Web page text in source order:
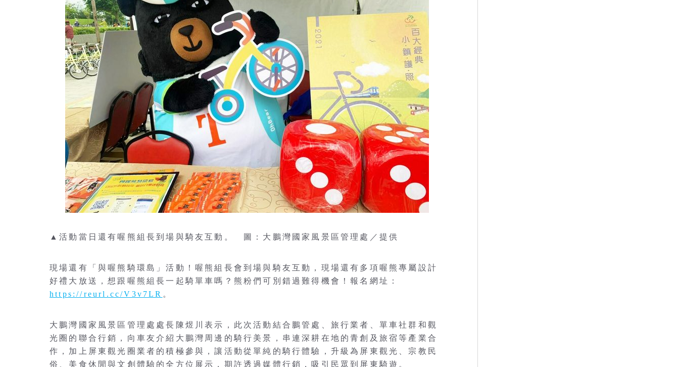
▲活動當日還有喔熊組長到場與騎友互動。 圖：大鵬灣國家風景區管理處／提供
現場還有「與喔熊騎環島」活動！喔熊組長會到場與騎友互動，現場還有多項喔熊專屬設計
好禮大放送，想跟喔熊組長一起騎單車嗎？熊粉們可別錯過難得機會！報名網址：
https://reurl.cc/V3v7LR 。
大鵬灣國家風景區管理處處長陳煜川表示，此次活動結合鵬管處、旅行業者、單車社群和觀
光圈的聯合行銷，向車友介紹大鵬灣周邊的騎行美景，串連深耕在地的青創及旅宿等產業合
作，加上屏東觀光圈業者的積極參與，讓活動從單純的騎行體驗，升級為屏東觀光、宗教民
俗、美食休閒與文創體驗的全方位展示，期許透過媒體行銷，吸引民眾到屏東騎遊。